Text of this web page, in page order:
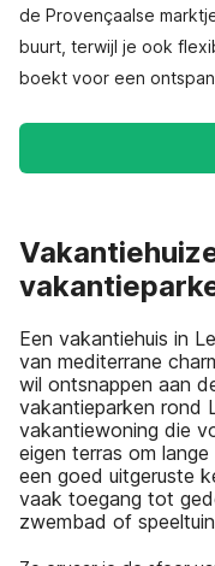
de Provençaalse
buurt, terwijl je ook
boekt voor een
Een vakantiehuis in
van mediterrane
wil ontsnappen aan
vakantieparken rond
vakantiewoning die
eigen terras om
een goed uitgeruste
vaak toegang tot
zwembad of